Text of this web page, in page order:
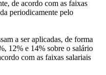
de acordo com as faixas
periodicamente pelo
a ser aplicadas, de forma
12% e 14% sobre o salário
com as faixas salariais